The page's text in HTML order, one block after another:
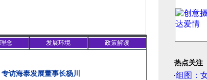
念 发展环境
政策解读
访海泰发展董事长杨川
热点关注
·组图：